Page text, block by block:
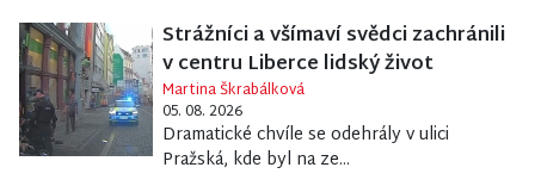
Strážníci a všímaví svědci zachránili
v centru Liberce lidský život
Martina Škrabálková
05. 08. 2026
Dramatické chvíle se odehrály v ulici
Pražská, kde byl na ze...